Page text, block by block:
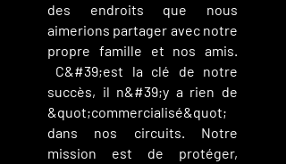
des endroits que nous
aimerions partager avec notre
propre famille et nos amis.
C&#39;est la clé de notre
succès, il n&#39;y a rien de
&quot;commercialisé&quot;
dans nos circuits. Notre
mission est de protéger,